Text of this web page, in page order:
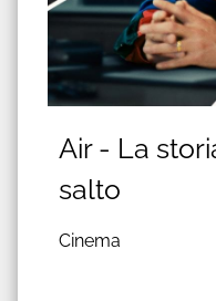
Air - La
salto
Cinema